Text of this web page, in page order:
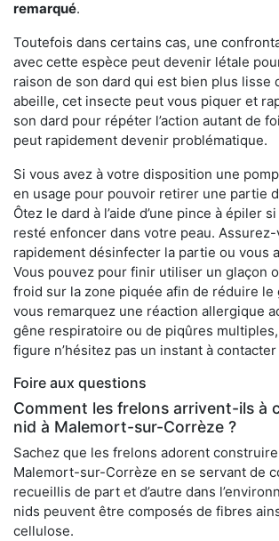
remarqué.
Toutefois dans certains cas, une
avec cette espèce peut devenir létale
raison de son dard qui est bien plus lisse
abeille, cet insecte peut vous piquer et
son dard pour répéter l’action autant de
peut rapidement devenir problématique.
Si vous avez à votre disposition une
en usage pour pouvoir retirer une partie
Ôtez le dard à l’aide d’une pince à épiler
resté enfoncer dans votre peau.
rapidement désinfecter la partie ou vous
Vous pouvez pour finir utiliser un glaçon
froid sur la zone piquée afin de réduire le
vous remarquez une réaction allergique
gêne respiratoire ou de piqûres
figure n’hésitez pas un instant à contacter
Foire aux questions
Comment les frelons arrivent-ils à
nid à Malemort-sur-Corrèze ?
Sachez que les frelons adorent
Malemort-sur-Corrèze en se servant de
recueillis de part et d’autre dans
nids peuvent être composés de fibres
cellulose.